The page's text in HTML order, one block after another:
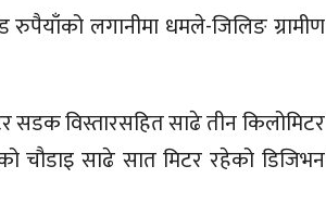
लगानीमा धमले-जिलिङ ग्रामीण
सडक विस्तारसहित साढे तीन किलोमिटर
चौडाइ साढे सात मिटर रहेको डिजिभन